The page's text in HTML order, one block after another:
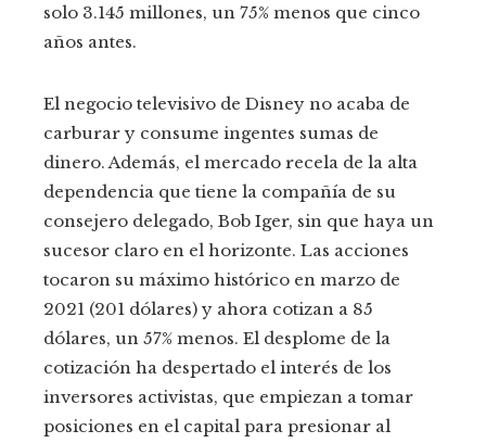
solo 3.145 millones, un 75% menos que cinco
años antes.
El negocio televisivo de Disney no acaba de
carburar y consume ingentes sumas de
dinero. Además, el mercado recela de la alta
dependencia que tiene la compañía de su
consejero delegado, Bob Iger, sin que haya un
sucesor claro en el horizonte. Las acciones
tocaron su máximo histórico en marzo de
2021 (201 dólares) y ahora cotizan a 85
dólares, un 57% menos. El desplome de la
cotización ha despertado el interés de los
inversores activistas, que empiezan a tomar
posiciones en el capital para presionar al